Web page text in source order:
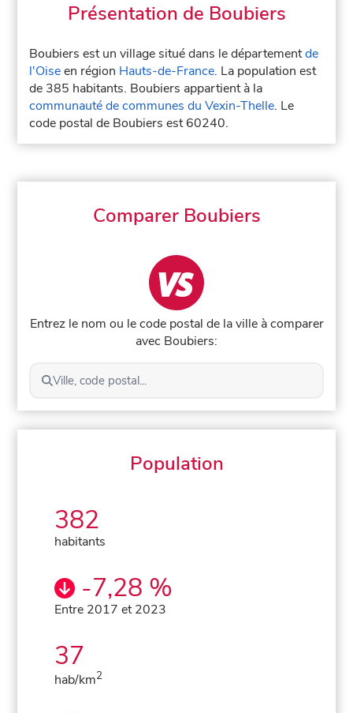
Présentation de Boubiers
Boubiers est un village situé dans le départementde
l'Oiseen région Hauts-de-France. La population est
de 385 habitants. Boubiers appartient à la
communauté de communes du Vexin-Thelle. Le
code postal de Boubiers est 60240.
Comparer Boubiers
Entrez le nom ou le code postal de la ville à comparer
avec Boubiers:
Ville, code postal...
Population
382
habitants
-7,28 %
Entre 2017 et 2023
37
hab/km2